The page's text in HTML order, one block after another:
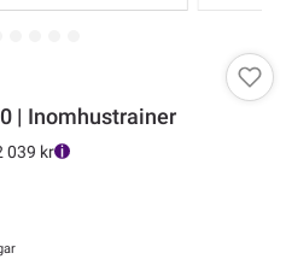
| Inomhustrainer
039 kr